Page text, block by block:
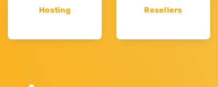
Hosting Resellers